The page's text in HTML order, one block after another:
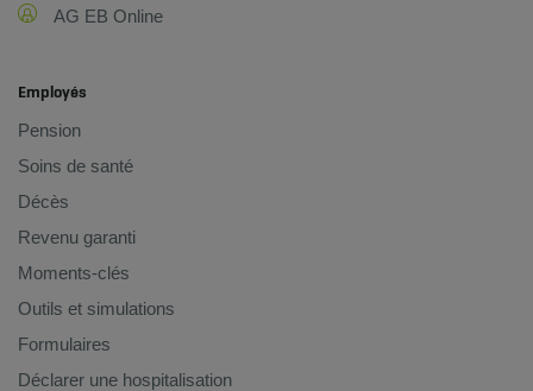
AG EB Online
Employés
Pension
Soins de santé
Décès
Revenu garanti
Moments-clés
Outils et simulations
Formulaires
Déclarer une hospitalisation